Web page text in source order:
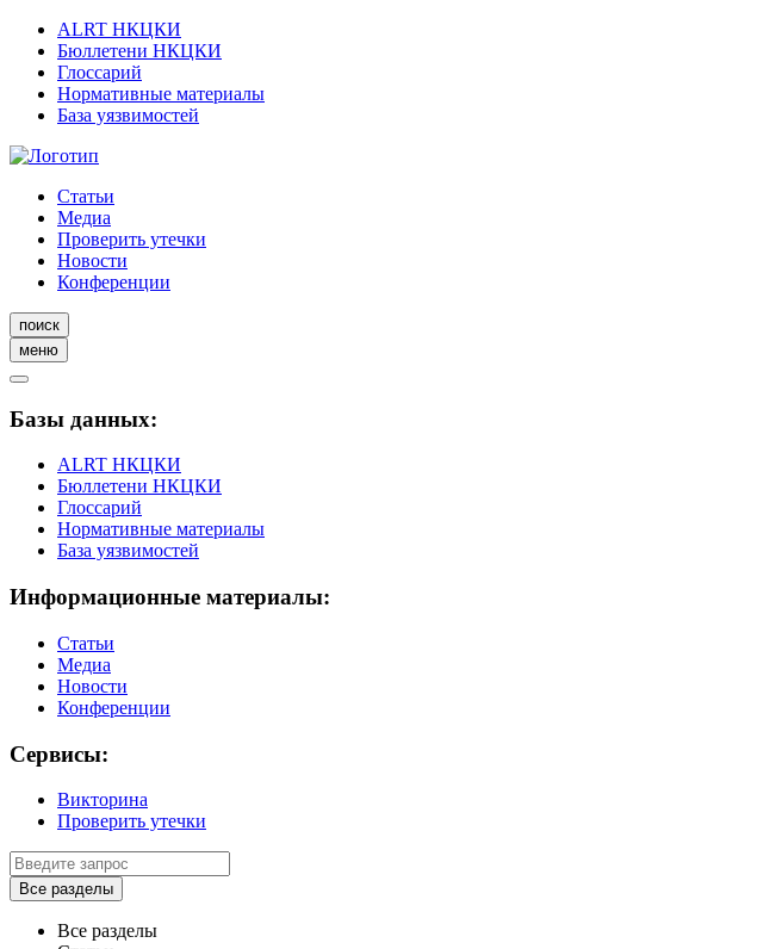
ALRT НКЦКИ
Бюллетени НКЦКИ
Глоссарий
Нормативные материалы
База уязвимостей
Статьи
Медиа
Проверить утечки
Новости
Конференции
поиск
меню
Базы данных:
ALRT НКЦКИ
Бюллетени НКЦКИ
Глоссарий
Нормативные материалы
База уязвимостей
Информационные материалы:
Статьи
Медиа
Новости
Конференции
Сервисы:
Викторина
Проверить утечки
Все разделы
Все разделы